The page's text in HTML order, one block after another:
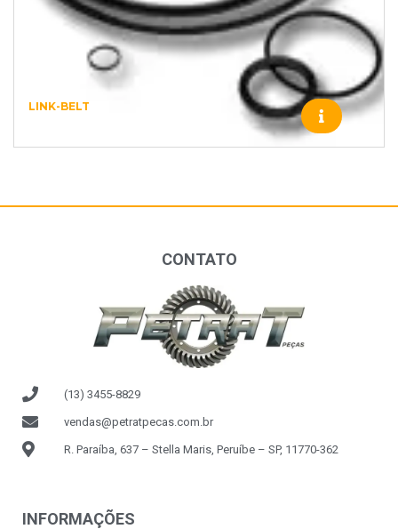
LINK-BELT
CONTATO
(13) 3455-8829
vendas@petratpecas.com.br
R. Paraíba, 637 – Stella Maris, Peruíbe – SP, 11770-362
INFORMAÇÕES